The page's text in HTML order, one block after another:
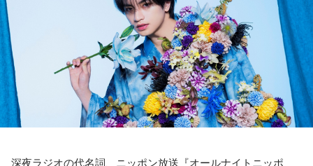
できる感謝というのも再び感じることができましたし、野球
――今シーズンの登板はまだ2試合ですが、ヒットを1本も打
たれていないです。
山田「そうなんですか？ 何の意識もしていないです（笑）。
1イニングを無失点で抑える。どれだけピンチを作っても無失
いうのは本当にいいことなのかなと思います」
山田「痛かったですし、手術のタイミングはすごく悩んだの
ですが、3月9日に手術をさせていただいた。痛いままプレー
をしていても成績も上がらないですし、自分としても不安を
抱えながらプレーをするのは嫌だったので、できるだけ早く
手術をして、早く復帰ができるようにというので決断しまし
た」
――以前から痛みはあったのでしょうか？
深夜ラジオの代名詞、ニッポン放送『オールナイトニッポ